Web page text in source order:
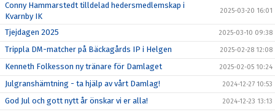
Conny Hammarstedt tilldelad hedersmedlemskap i
Kvarnby IK
2025-03-20 16:01
Tjejdagen 2025 2025-03-10 09:38
Trippla DM-matcher på Bäckagårds IP i Helgen 2025-02-28 12:08
Kenneth Folkesson ny tränare för Damlaget 2025-02-05 10:24
Julgranshämtning - ta hjälp av vårt Damlag! 2024-12-27 10:53
God Jul och gott nytt år önskar vi er alla! 2024-12-23 13:13